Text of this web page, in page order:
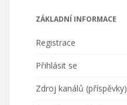
ZÁKLADNÍ INFORMACE
Registrace
Přihlásit se
Zdroj kanálů (příspěvky)